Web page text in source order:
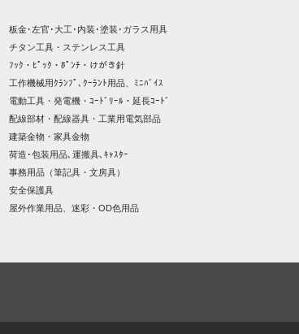
板金･左官･大工･内装･塗装･ガラス用具
チタン工具・ステンレス工具
ﾌｯｸ・ﾋﾟｯｸ・ﾎﾟﾝﾁ・けがき針
工作機械用ｸﾗﾝﾌﾟ､ｸｰﾗﾝﾄ用品、ﾐﾆﾊﾞｲｽ
電動工具・発電機・ｺｰﾄﾞﾘｰﾙ・延長ｺｰﾄﾞ
配線部材・配線器具・工業用電気部品
建築金物・家具金物
荷造･包装用品､運搬具､ｷｬｽﾀｰ
事務用品（筆記具・文房具）
安全保護具
屋外作業用品、迷彩・OD色用品